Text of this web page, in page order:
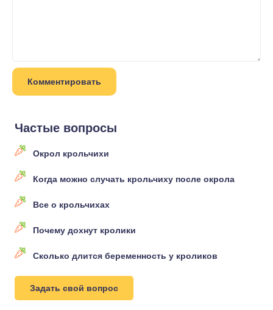
Частые вопросы
Окрол крольчихи
Когда можно случать крольчиху после окрола
Все о крольчихах
Почему дохнут кролики
Сколько длится беременность у кроликов
Задать свой вопрос